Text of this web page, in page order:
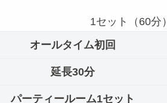
1セット（60分）
オールタイム初回
延長30分
パーティールーム1セット